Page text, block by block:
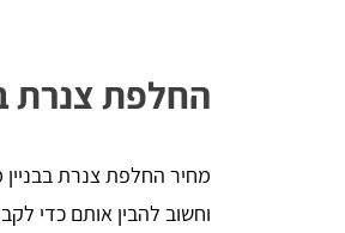
החלפת צנרת
מחיר החלפת צנרת בבניין
וחשוב להבין אותם כדי